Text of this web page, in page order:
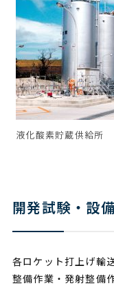
液化酸素貯蔵供給所
開発試験・設
各ロケット打上げ輸
整備作業・発射整備